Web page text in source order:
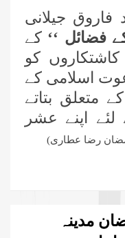
جیلانی
فضائل ‘‘ کے
کو
اسلامی کے
متعلق بتاتے
اپنے عشر
رضا عطاری)
مدینہ